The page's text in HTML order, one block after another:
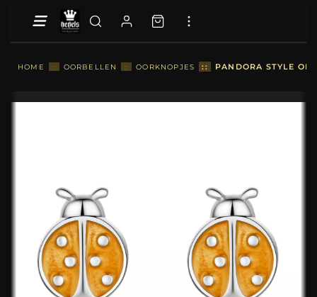
HOME :: OORBELLEN :: OORKNOPJES :: PANDORA STYLE